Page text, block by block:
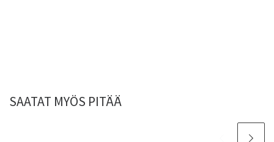
SAATAT MYÖS PITÄÄ